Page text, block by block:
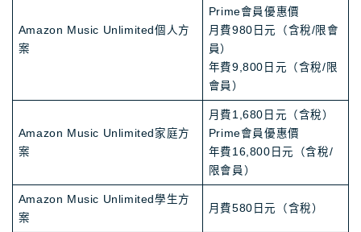
Amazon Music Unlimited個人方
案
Prime會員優惠價
月費980日元（含稅/限會
員）
年費9,800日元（含稅/限
會員）
Amazon Music Unlimited家庭方
案
月費1,680日元（含稅）
Prime會員優惠價
年費16,800日元（含稅/
限會員）
Amazon Music Unlimited學生方
案
月費580日元（含稅）